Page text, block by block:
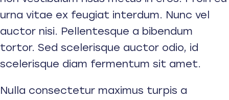
urna vitae ex feugiat interdum. Nunc vel
auctor nisi. Pellentesque a bibendum
tortor. Sed scelerisque auctor odio, id
scelerisque diam fermentum sit amet.
Nulla consectetur maximus turpis a